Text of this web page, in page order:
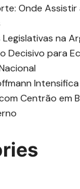
Onde Assistir
Legislativas na
Decisivo para
Centrão em